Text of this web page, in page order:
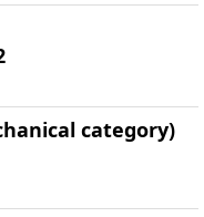
category)